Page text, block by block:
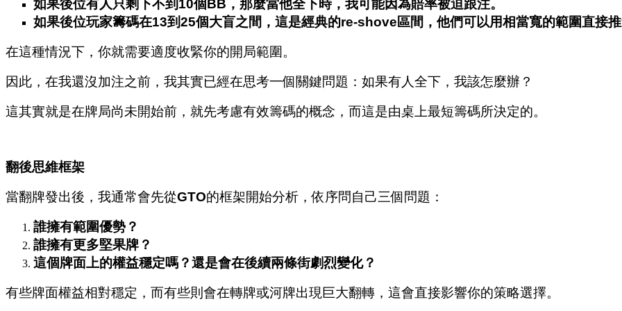
如果後位有人只剩下不到10個BB，那麼當他全下時，我可能因為賠率被迫跟注。
如果後位玩家籌碼在13到25個大盲之間，這是經典的re-shove區間，他們可以用相當寬的範圍直接
在這種情況下，你就需要適度收緊你的開局範圍。
因此，在我還沒加注之前，我其實已經在思考一個關鍵問題：如果有人全下，我該怎麼辦？
這其實就是在牌局尚未開始前，就先考慮有效籌碼的概念，而這是由桌上最短籌碼所決定的。
翻後思維框架
當翻牌發出後，我通常會先從GTO的框架開始分析，依序問自己三個問題：
誰擁有範圍優勢？
誰擁有更多堅果牌？
這個牌面上的權益穩定嗎？還是會在後續兩條街劇烈變化？
有些牌面權益相對穩定，而有些則會在轉牌或河牌出現巨大翻轉，這會直接影響你的策略選擇。